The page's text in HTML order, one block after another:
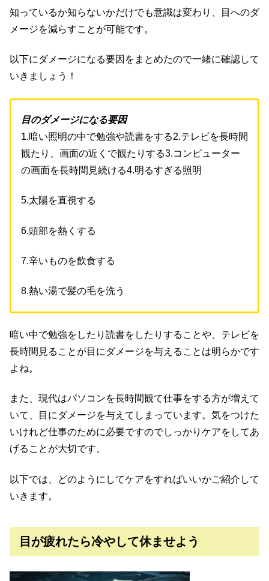
知っているか知らないかだけでも意識は変わり、目へのダ
メージを減らすことが可能です。
以下にダメージになる要因をまとめたので一緒に確認して
いきましょう！
目のダメージになる要因
1.暗い照明の中で勉強や読書をする2.テレビを長時間
観たり、画面の近くで観たりする3.コンピューター
の画面を長時間見続ける4.明るすぎる照明
5.太陽を直視する
6.頭部を熱くする
7.辛いものを飲食する
8.熱い湯で髪の毛を洗う
暗い中で勉強をしたり読書をしたりすることや、テレビを
長時間見ることが目にダメージを与えることは明らかです
よね。
また、現代はパソコンを長時間観て仕事をする方が増えて
いて、目にダメージを与えてしまっています。気をつけた
いけれど仕事のために必要ですのでしっかりケアをしてあ
げることが大切です。
以下では、どのようにしてケアをすればいいかご紹介して
いきます。
目が疲れたら冷やして休ませよう